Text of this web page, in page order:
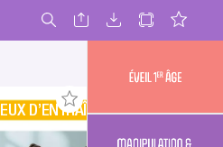
Éveil 1
D’ENTRAÎNEMENT